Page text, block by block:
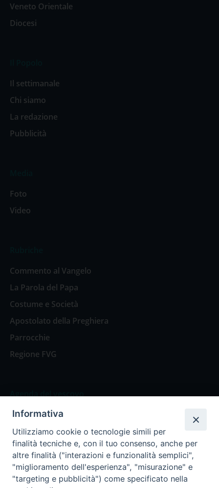
Veneto Orientale
Diocesi
Il settimanale
Chi siamo
La redazione
Pubblicità
Foto
Video
Commento al Vangelo
La Parola del Papa
Costume e Società
Apostolato della Preghiera
Parrocchie
Regione FVG
Agenda del vescovo
Agenda del vescovo
Privacy Policy Trasparenza
Informativa
Utilizziamo cookie o tecnologie simili per
finalità tecniche e, con il tuo consenso, anche per
altre finalità ("interazioni e funzionalità semplici",
"miglioramento dell'esperienza", "misurazione" e
"targeting e pubblicità") come specificato nella